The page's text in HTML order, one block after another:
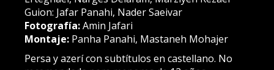
Guion: Jafar Panahi, Nader Saeivar
Fotografía:Amin Jafari
Montaje: Panha Panahi, Mastaneh Mohajer
Persa y azerí con subtítulos en castellano. No